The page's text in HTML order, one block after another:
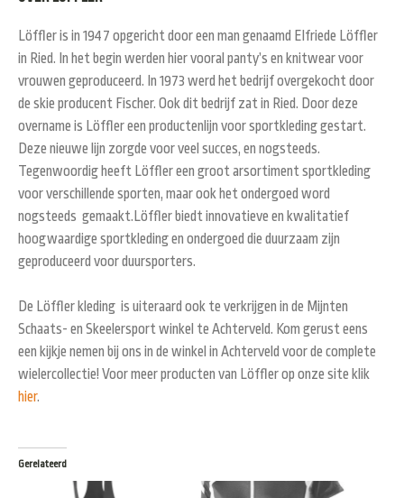
Löffler is in 1947 opgericht door een man genaamd Elfriede Löffler
in Ried. In het begin werden hier vooral panty’s en knitwear voor
vrouwen geproduceerd. In 1973 werd het bedrijf overgekocht door
de skie producent Fischer. Ook dit bedrijf zat in Ried. Door deze
overname is Löffler een productenlijn voor sportkleding gestart.
Deze nieuwe lijn zorgde voor veel succes, en nogsteeds.
Tegenwoordig heeft Löffler een groot arsortiment sportkleding
voor verschillende sporten, maar ook het ondergoed word
nogsteeds gemaakt.Löffler biedt innovatieve en kwalitatief
hoogwaardige sportkleding en ondergoed die duurzaam zijn
geproduceerd voor duursporters.
De Löffler kleding is uiteraard ook te verkrijgen in de Mijnten
Schaats- en Skeelersport winkel te Achterveld. Kom gerust eens
een kijkje nemen bij ons in de winkel in Achterveld voor de complete
wielercollectie! Voor meer producten van Löffler op onze site klik
hier.
Gerelateerd